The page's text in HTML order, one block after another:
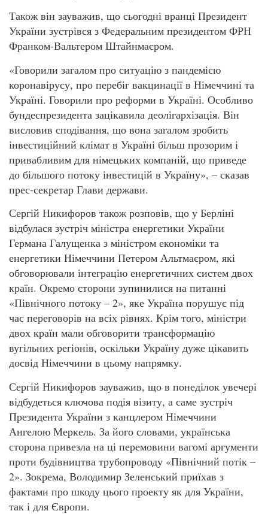
Також він зауважив, що сьогодні вранці Президент
України зустрівся з Федеральним президентом ФРН
Франком-Вальтером Штайнмаєром.
«Говорили загалом про ситуацію з пандемією
коронавірусу, про перебіг вакцинації в Німеччині та
Україні. Говорили про реформи в Україні. Особливо
бундеспрезидента зацікавила деолігархізація. Він
висловив сподівання, що вона загалом зробить
інвестиційний клімат в Україні більш прозорим і
привабливим для німецьких компаній, що приведе
до більшого потоку інвестицій в Україну», – сказав
прес-секретар Глави держави.
Сергій Никифоров також розповів, що у Берліні
відбулася зустріч міністра енергетики України
Германа Галущенка з міністром економіки та
енергетики Німеччини Петером Альтмаєром, які
обговорювали інтеграцію енергетичних систем двох
країн. Окремо сторони зупинилися на питанні
«Північного потоку – 2», яке Україна порушує під
час переговорів на всіх рівнях. Крім того, міністри
двох країн мали обговорити трансформацію
вугільних регіонів, оскільки Україну дуже цікавить
досвід Німеччини в цьому напрямку.
Сергій Никифоров зауважив, що в понеділок увечері
відбудеться ключова подія візиту, а саме зустріч
Президента України з канцлером Німеччини
Ангелою Меркель. За його словами, українська
сторона привезла на ці перемовини вагомі аргументи
проти будівництва трубопроводу «Північний потік –
2». Зокрема, Володимир Зеленський приїхав з
фактами про шкоду цього проекту як для України,
так і для Європи.